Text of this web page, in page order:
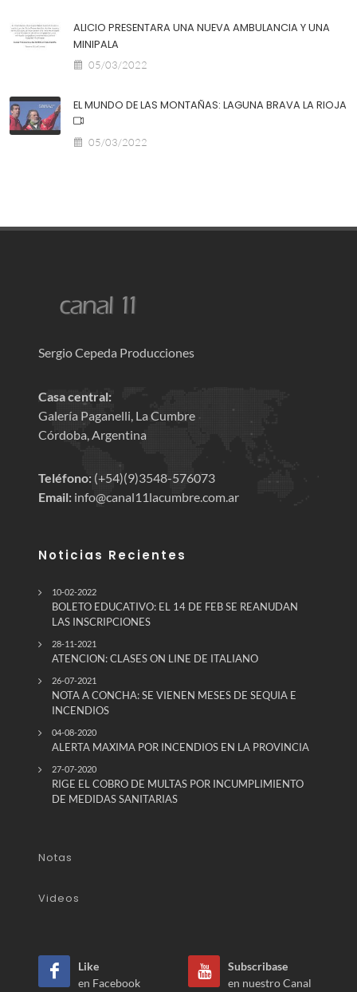
ALICIO PRESENTARA UNA NUEVA AMBULANCIA Y UNA
MINIPALA
05/03/2022
EL MUNDO DE LAS MONTAÑAS: LAGUNA BRAVA LA RIOJA
05/03/2022
Sergio Cepeda Producciones
Casa central:
Galería Paganelli, La Cumbre
Córdoba, Argentina
Teléfono: (+54)(9)3548-576073
Email: info@canal11lacumbre.com.ar
Noticias Recientes
10-02-2022
BOLETO EDUCATIVO: EL 14 DE FEB SE REANUDAN
LAS INSCRIPCIONES
28-11-2021
ATENCION: CLASES ON LINE DE ITALIANO
26-07-2021
NOTA A CONCHA: SE VIENEN MESES DE SEQUIA E
INCENDIOS
04-08-2020
ALERTA MAXIMA POR INCENDIOS EN LA PROVINCIA
27-07-2020
RIGE EL COBRO DE MULTAS POR INCUMPLIMIENTO
DE MEDIDAS SANITARIAS
Notas
Videos
Like
en Facebook
Subscribase
en nuestro Canal